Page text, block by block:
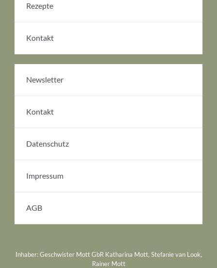
Rezepte
Kontakt
Newsletter
Kontakt
Datenschutz
Impressum
AGB
Inhaber: Geschwister Mott GbR Katharina Mott, Stefanie van Look,
Rainer Mott